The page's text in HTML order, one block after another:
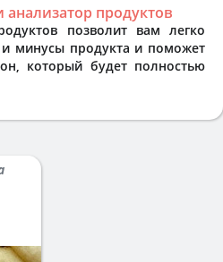
анализатор продуктов
позволит вам легко
минусы продукта и поможет
который будет полностью